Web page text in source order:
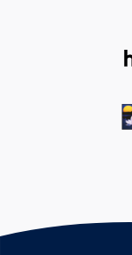
58. fejezet
Fejezet